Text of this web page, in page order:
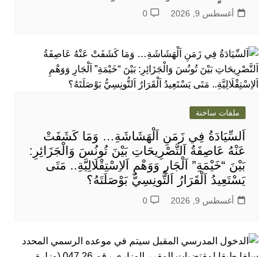
أغسطس 9, 2026 0
ملفات ساخنة
اَلسِّيَادَةُ فِي زَمَنِ اَلْهَشَاشَةِ… وَمَا كَشَفَتْ
عَنْهُ عَاصِفَةُ اَلتَّصْرِيحَاتِ بَيْنَ تُونُسَ وَالْجَزَائِرِ:
بَيْنَ “خَيْمَةِ” اَلْجَارِ وَوَهْمِ اَلاِسْتِقْلَالِيَّةِ.. مَتَى
يَسْتَعِيدُ اَلْقَرَارُ اَلتُّونِسِيُّ بَوْصَلَتَهُ؟
أغسطس 9, 2026 0